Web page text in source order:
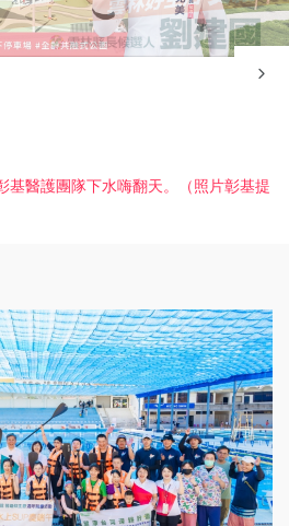
基醫護團隊下水嗨翻天。（照片彰基提